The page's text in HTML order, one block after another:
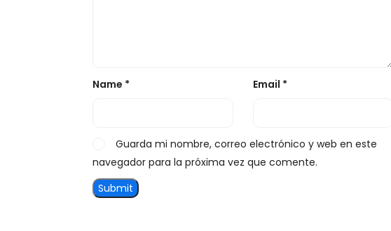
Name * Email *
Guarda mi nombre, correo electrónico y web en este
navegador para la próxima vez que comente.